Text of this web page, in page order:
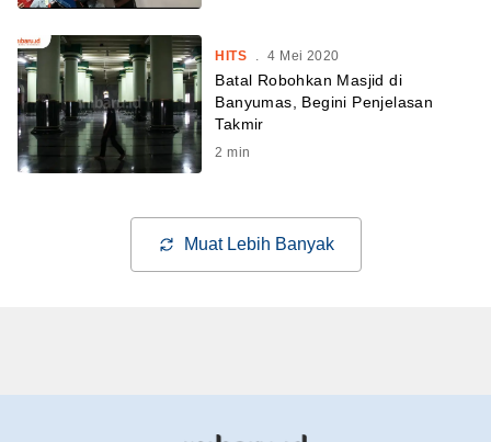
HITS . 4 Mei 2020
Batal Robohkan Masjid di
Banyumas, Begini Penjelasan
Takmir
2 min
Muat Lebih Banyak